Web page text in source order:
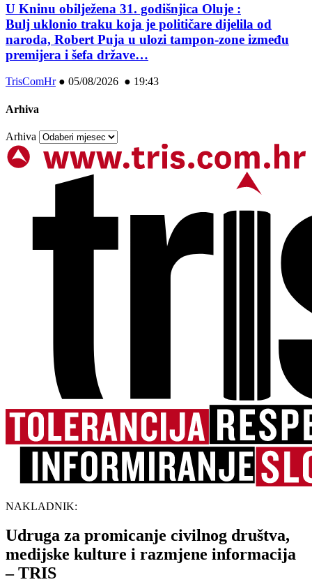
U Kninu obilježena 31. godišnjica Oluje :
Bulj uklonio traku koja je političare dijelila od
naroda, Robert Puja u ulozi tampon-zone između
premijera i šefa države…
TrisComHr● 05/08/2026 ● 19:43
Arhiva
Arhiva
NAKLADNIK:
Udruga za promicanje civilnog društva,
medijske kulture i razmjene informacija
– TRIS